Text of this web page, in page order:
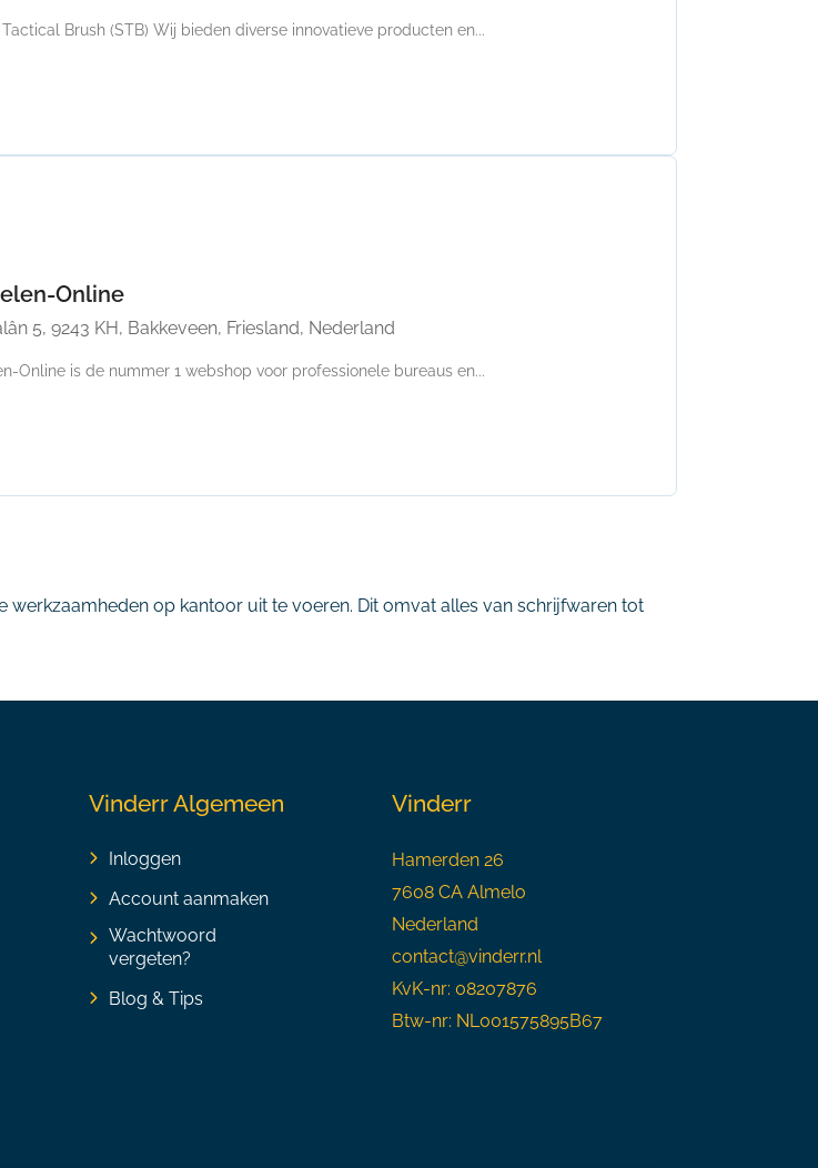
Brush (STB) Wij bieden diverse innovatieve producten en...
Online
5, 9243 KH, Bakkeveen, Friesland, Nederland
Online is de nummer 1 webshop voor professionele bureaus en...
op kantoor uit te voeren. Dit omvat alles van schrijfwaren tot
Vinderr Algemeen
Inloggen
Account aanmaken
Wachtwoord
vergeten?
Blog & Tips
Vinderr
Hamerden 26
7608 CA Almelo
Nederland
contact@vinderr.nl
KvK-nr: 08207876
Btw-nr: NL001575895B67